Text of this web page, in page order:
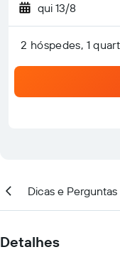
qui 13/8
2 hóspedes, 1
Dicas e
Detalhes